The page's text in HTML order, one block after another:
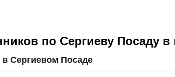
по Сергиеву Посаду в
Сергиевом Посаде